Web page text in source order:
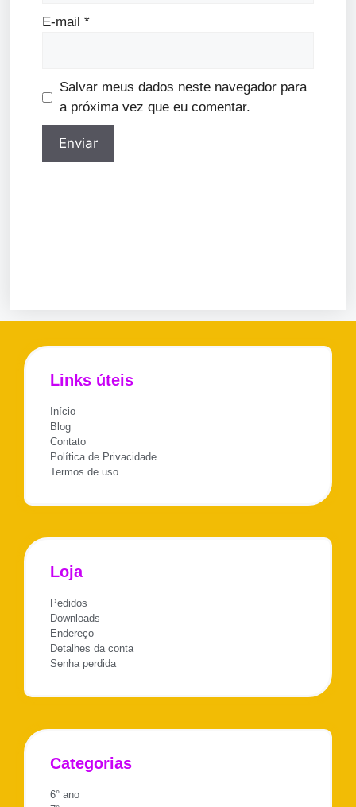
E-mail*
Salvar meus dados neste navegador para
a próxima vez que eu comentar.
Links úteis
Início
Blog
Contato
Política de Privacidade
Termos de uso
Loja
Pedidos
Downloads
Endereço
Detalhes da conta
Senha perdida
Categorias
6° ano